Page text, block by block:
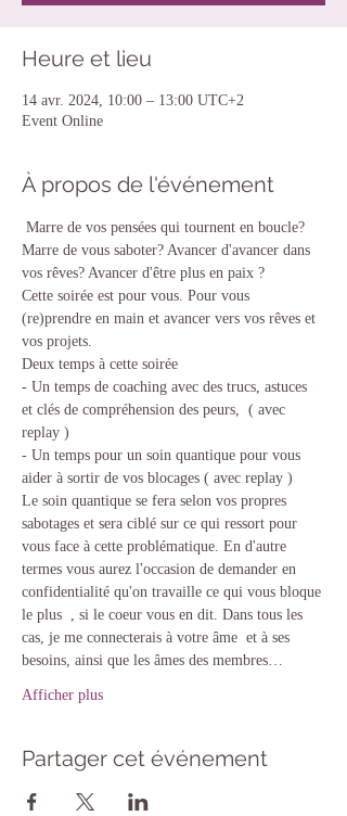
Heure et lieu
14 avr. 2024, 10:00 – 13:00 UTC+2
Event Online
À propos de l'événement
Marre de vos pensées qui tournent en boucle?
Marre de vous saboter? Avancer d'avancer dans
vos rêves? Avancer d'être plus en paix ?
Cette soirée est pour vous. Pour vous
(re)prendre en main et avancer vers vos rêves et
vos projets.
Deux temps à cette soirée
- Un temps de coaching avec des trucs, astuces
et clés de compréhension des peurs,  ( avec
replay )
- Un temps pour un soin quantique pour vous
aider à sortir de vos blocages ( avec replay )
Le soin quantique se fera selon vos propres
sabotages et sera ciblé sur ce qui ressort pour
vous face à cette problématique. En d'autre
termes vous aurez l'occasion de demander en
confidentialité qu'on travaille ce qui vous bloque
le plus  , si le coeur vous en dit. Dans tous les
cas, je me connecterais à votre âme  et à ses
besoins, ainsi que les âmes des membres…
Afficher plus
Partager cet événement